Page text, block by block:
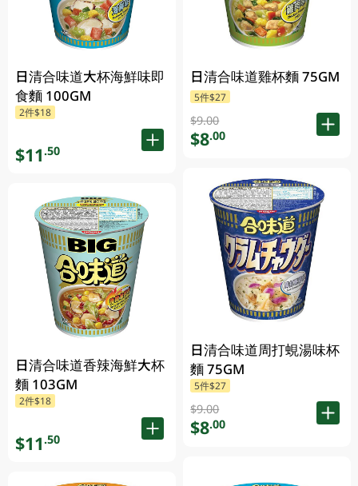
日清合味道大杯海鮮味即
食麵 100GM
2件$18
$11.50
日清合味道香辣海鮮大杯
麵 103GM
2件$18
$11.50
日清合味道雞杯麵 75GM
5件$27
$9.00
$8.00
日清合味道周打蜆湯味杯
麵 75GM
5件$27
$9.00
$8.00